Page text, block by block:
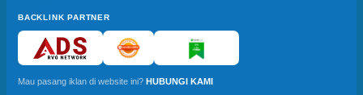
BACKLINK PARTNER
Mau pasang iklan di website ini? HUBUNGI KAMI